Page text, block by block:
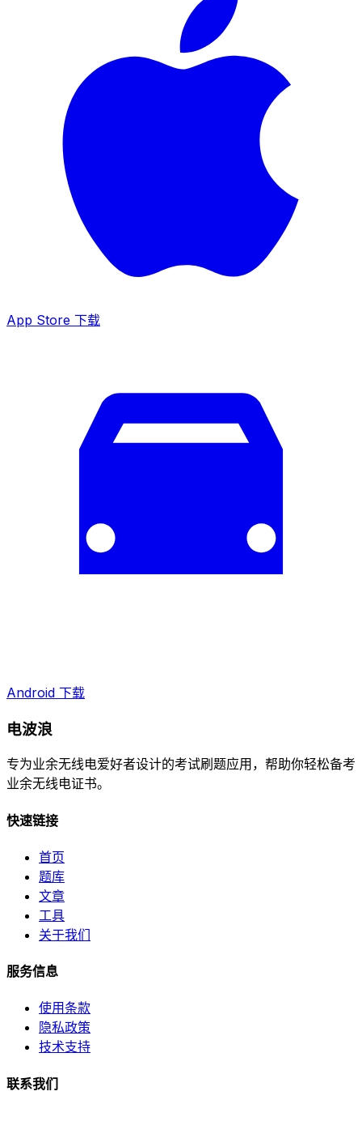
App Store 下载
Android 下载
电波浪
专为业余无线电爱好者设计的考试刷题应用，帮助你轻松备考
业余无线电证书。
快速链接
首页
题库
文章
工具
关于我们
服务信息
使用条款
隐私政策
技术支持
联系我们